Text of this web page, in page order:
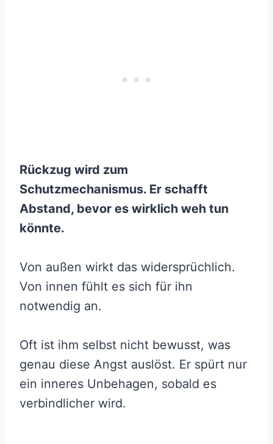
Rückzug wird zum
Schutzmechanismus. Er schafft
Abstand, bevor es wirklich weh tun
könnte.
Von außen wirkt das widersprüchlich.
Von innen fühlt es sich für ihn
notwendig an.
Oft ist ihm selbst nicht bewusst, was
genau diese Angst auslöst. Er spürt nur
ein inneres Unbehagen, sobald es
verbindlicher wird.